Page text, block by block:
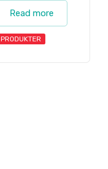
Read more
PRODUKTER